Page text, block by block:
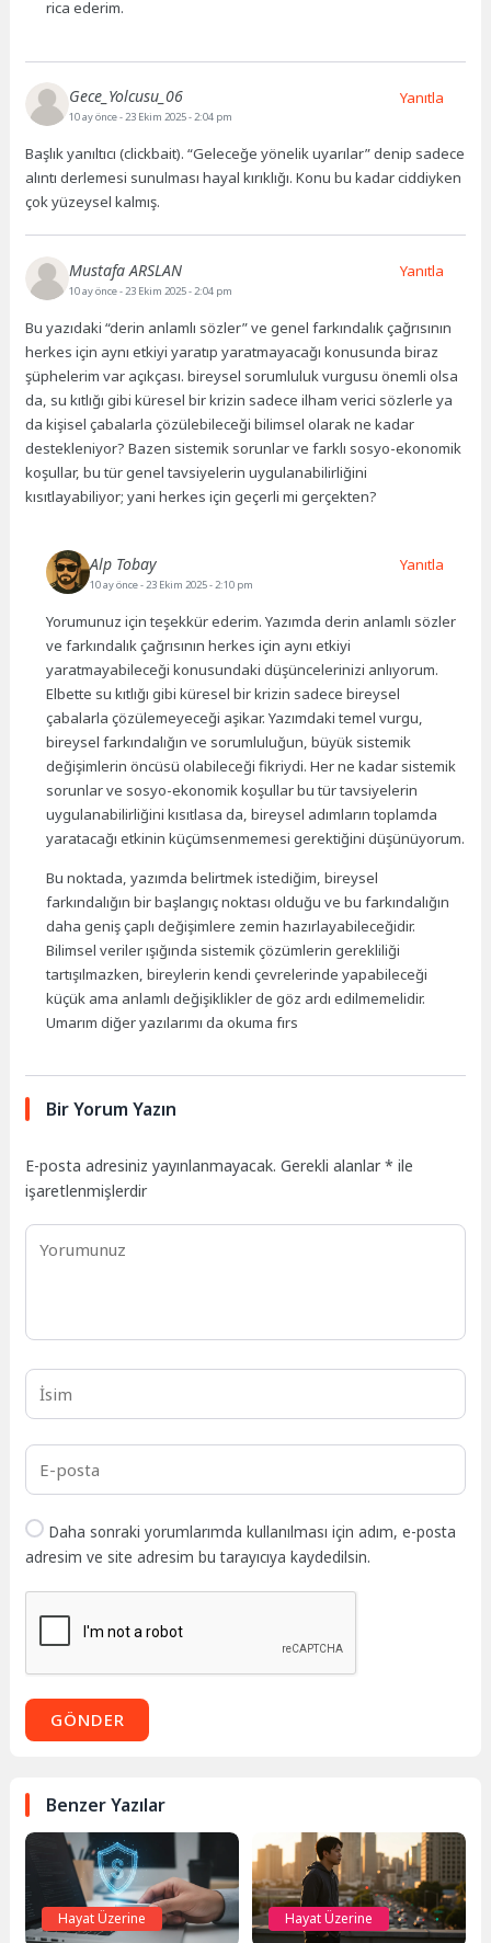
rica ederim.
Gece_Yolcusu_06
10 ay önce- 23 Ekim 2025 - 2:04 pm
Başlık yanıltıcı (clickbait). “Geleceğe yönelik uyarılar” denip sadece
alıntı derlemesi sunulması hayal kırıklığı. Konu bu kadar ciddiyken
çok yüzeysel kalmış.
Yanıtla
Mustafa ARSLAN
10 ay önce- 23 Ekim 2025 - 2:04 pm
Bu yazıdaki “derin anlamlı sözler” ve genel farkındalık çağrısının
herkes için aynı etkiyi yaratıp yaratmayacağı konusunda biraz
şüphelerim var açıkçası. bireysel sorumluluk vurgusu önemli olsa
da, su kıtlığı gibi küresel bir krizin sadece ilham verici sözlerle ya
da kişisel çabalarla çözülebileceği bilimsel olarak ne kadar
destekleniyor? Bazen sistemik sorunlar ve farklı sosyo-ekonomik
koşullar, bu tür genel tavsiyelerin uygulanabilirliğini
kısıtlayabiliyor; yani herkes için geçerli mi gerçekten?
Yanıtla
Alp Tobay
10 ay önce- 23 Ekim 2025 - 2:10 pm
Yorumunuz için teşekkür ederim. Yazımda derin anlamlı sözler
ve farkındalık çağrısının herkes için aynı etkiyi
yaratmayabileceği konusundaki düşüncelerinizi anlıyorum.
Elbette su kıtlığı gibi küresel bir krizin sadece bireysel
çabalarla çözülemeyeceği aşikar. Yazımdaki temel vurgu,
bireysel farkındalığın ve sorumluluğun, büyük sistemik
değişimlerin öncüsü olabileceği fikriydi. Her ne kadar sistemik
sorunlar ve sosyo-ekonomik koşullar bu tür tavsiyelerin
uygulanabilirliğini kısıtlasa da, bireysel adımların toplamda
yaratacağı etkinin küçümsenmemesi gerektiğini düşünüyorum.
Bu noktada, yazımda belirtmek istediğim, bireysel
farkındalığın bir başlangıç noktası olduğu ve bu farkındalığın
daha geniş çaplı değişimlere zemin hazırlayabileceğidir.
Bilimsel veriler ışığında sistemik çözümlerin gerekliliği
tartışılmazken, bireylerin kendi çevrelerinde yapabileceği
küçük ama anlamlı değişiklikler de göz ardı edilmemelidir.
Umarım diğer yazılarımı da okuma fırs
Yanıtla
Bir Yorum Yazın
E-posta adresiniz yayınlanmayacak. Gerekli alanlar* ile
işaretlenmişlerdir
Daha sonraki yorumlarımda kullanılması için adım, e-posta
adresim ve site adresim bu tarayıcıya kaydedilsin.
GÖNDER
Benzer Yazılar
Hayat Üzerine Hayat Üzerine